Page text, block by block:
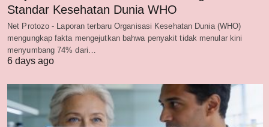
Standar Kesehatan Dunia WHO
Net Protozo - Laporan terbaru Organisasi Kesehatan Dunia (WHO)
mengungkap fakta mengejutkan bahwa penyakit tidak menular kini
menyumbang 74% dari…
6 days ago